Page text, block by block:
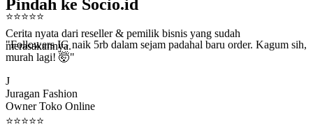
Pindah ke Socio.id
Cerita nyata dari reseller & pemilik bisnis yang sudah
merasakannya.
⭐⭐⭐⭐⭐
"Followers IG naik 5rb dalam sejam padahal baru order. Kagum sih,
murah lagi! 🤯"
Juragan Fashion
Owner Toko Online
⭐⭐⭐⭐ ⭐